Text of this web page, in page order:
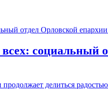
всех:
делиться